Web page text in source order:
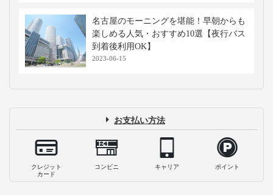
名古屋のモーニングを堪能！早朝からも
楽しめる人気・おすすめ10選【夜行バス
到着後利用OK】
2023-06-15
お支払い方法
クレジット
カード
コンビニ キャリア ポイント